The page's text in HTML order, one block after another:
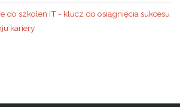
do szkoleń IT - klucz do osiągnięcia sukcesu
kariery